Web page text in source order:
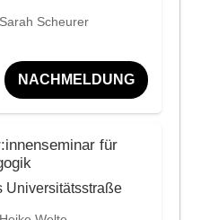
Sarah Scheurer
NACHMELDUNG
für
Universitätsstraße